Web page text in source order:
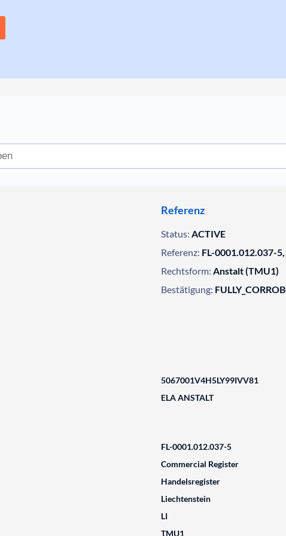
Referenz
Status: ACTIVE
Referenz: FL-0001.012.037-
Rechtsform: Anstalt (TMU1)
Bestätigung:
5067001V4H5LY99IVV81
ELA ANSTALT
FL-0001.012.037-5
Commercial Register
Handelsregister
Liechtenstein
LI
TMU1